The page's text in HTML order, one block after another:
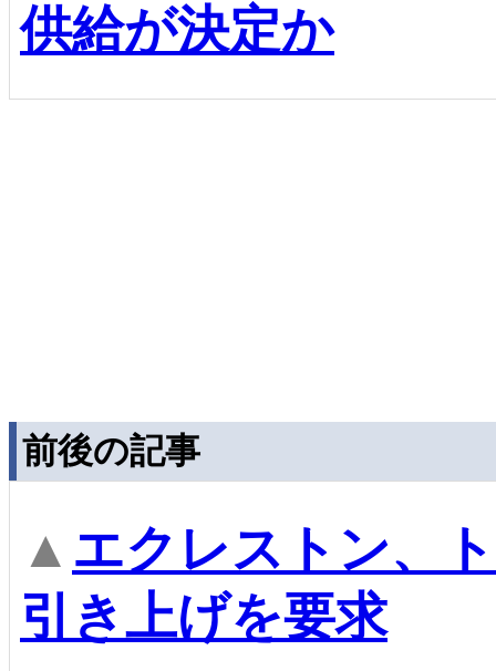
供給が決定か
前後の記事
▲ エクレストン、
引き上げを要求